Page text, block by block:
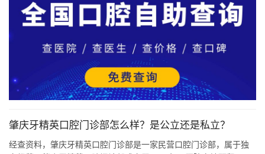
肇庆牙精英口腔门诊部怎么样？是公立还是私立？
经查资料，肇庆牙精英口腔门诊部是一家民营口腔门诊部，属于独